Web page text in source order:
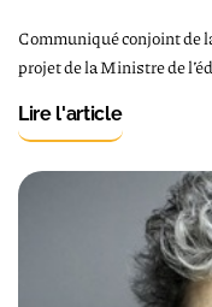
Communiqué conjoint de
projet de la Ministre de
Lire l'article